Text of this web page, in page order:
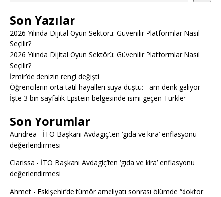
Son Yazılar
2026 Yılında Dijital Oyun Sektörü: Güvenilir Platformlar Nasıl
Seçilir?
2026 Yılında Dijital Oyun Sektörü: Güvenilir Platformlar Nasıl
Seçilir?
İzmir’de denizin rengi değişti
Öğrencilerin orta tatil hayalleri suya düştü: Tam denk geliyor
İşte 3 bin sayfalık Epstein belgesinde ismi geçen Türkler
Son Yorumlar
Aundrea - İTO Başkanı Avdagiç’ten ‘gıda ve kira’ enflasyonu
değerlendirmesi
Clarissa - İTO Başkanı Avdagiç’ten ‘gıda ve kira’ enflasyonu
değerlendirmesi
Ahmet - Eskişehir’de tümör ameliyatı sonrası ölümde “doktor